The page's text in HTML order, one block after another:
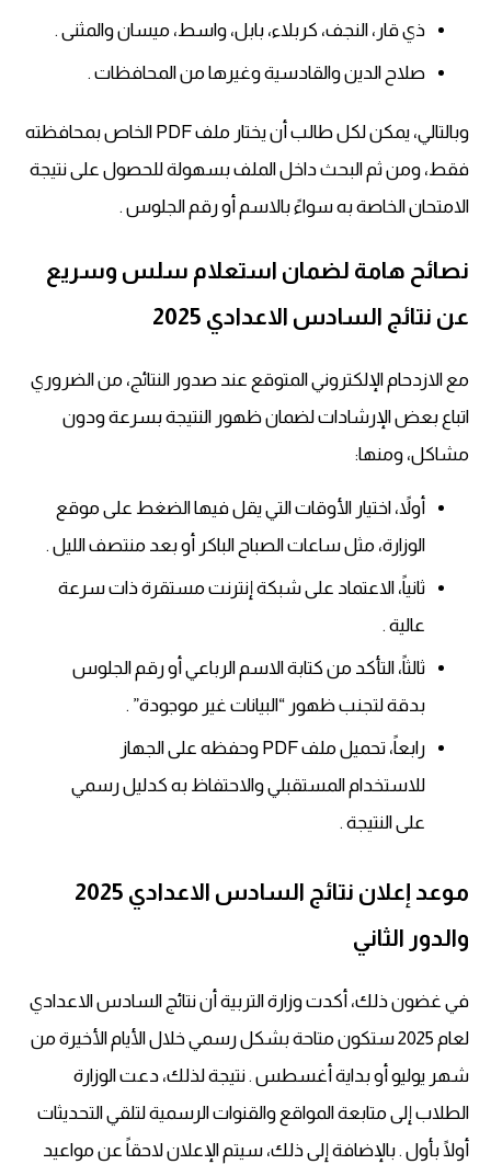
ذي قار، النجف، كربلاء، بابل، واسط، ميسان والمثنى .
صلاح الدين والقادسية وغيرها من المحافظات .
وبالتالي، يمكن لكل طالب أن يختار ملف PDF الخاص بمحافظته
فقط، ومن ثم البحث داخل الملف بسهولة للحصول على نتيجة
الامتحان الخاصة به سواءً بالاسم أو رقم الجلوس .
نصائح هامة لضمان استعلام سلس وسريع
عن نتائج السادس الاعدادي 2025
مع الازدحام الإلكتروني المتوقع عند صدور النتائج، من الضروري
اتباع بعض الإرشادات لضمان ظهور النتيجة بسرعة ودون
مشاكل، ومنها:
أولاً، اختيار الأوقات التي يقل فيها الضغط على موقع
الوزارة، مثل ساعات الصباح الباكر أو بعد منتصف الليل .
ثانياً، الاعتماد على شبكة إنترنت مستقرة ذات سرعة
عالية .
ثالثاً، التأكد من كتابة الاسم الرباعي أو رقم الجلوس
بدقة لتجنب ظهور “البيانات غير موجودة” .
رابعاً، تحميل ملف PDF وحفظه على الجهاز
للاستخدام المستقبلي والاحتفاظ به كدليل رسمي
على النتيجة .
موعد إعلان نتائج السادس الاعدادي 2025
والدور الثاني
في غضون ذلك، أكدت وزارة التربية أن نتائج السادس الاعدادي
لعام 2025 ستكون متاحة بشكل رسمي خلال الأيام الأخيرة من
شهر يوليو أو بداية أغسطس . نتيجة لذلك، دعت الوزارة
الطلاب إلى متابعة المواقع والقنوات الرسمية لتلقي التحديثات
أولًا بأول . بالإضافة إلى ذلك، سيتم الإعلان لاحقاً عن مواعيد